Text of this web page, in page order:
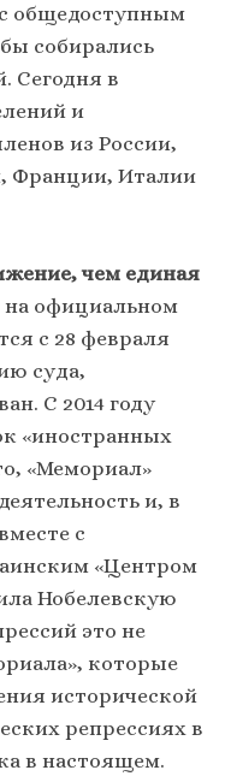
общедоступным
собирались
Сегодня в
и
из России,
Франции, Италии
чем единая
на официальном
с 28 февраля
суда,
С 2014 году
«иностранных
«Мемориал»
и, в
с
«Центром
Нобелевскую
это не
которые
исторической
репрессиях в
в настоящем.